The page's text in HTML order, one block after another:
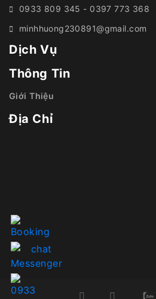
0933 809 345 - 0397 773 368
minhhuong230891@gmail.com
Thông Tin
Giới Thiệu
Địa Chỉ
Dịch Vụ